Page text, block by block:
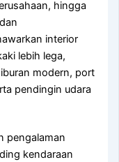
hingga
interior
lebih lega,
modern, port
pendingin udara
pengalaman
kendaraan